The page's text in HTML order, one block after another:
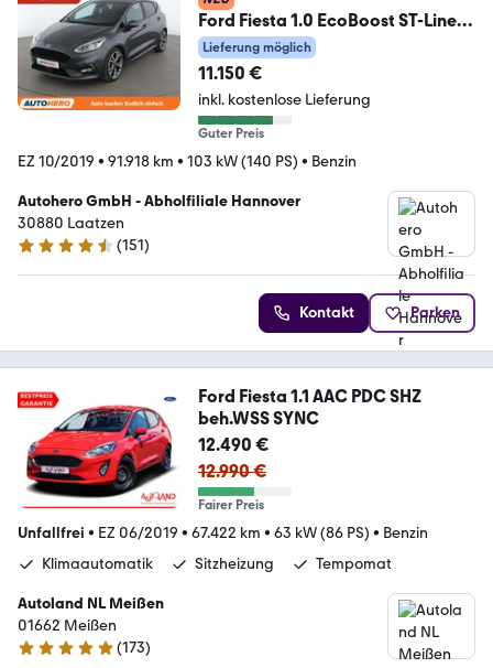
Ford Fiesta 1.0 EcoBoost ST-Line
*NAVI*TEMPO*PDC*SHZ*
Lieferung möglich
11.150 €
inkl. kostenlose Lieferung
Guter Preis
EZ 10/2019 • 91.918 km • 103 kW (140 PS) • Benzin
Autohero GmbH - Abholfiliale Hannover
30880 Laatzen
4.7 Sterne
(151)
Kontakt Parken
Ford Fiesta 1.1 AAC PDC SHZ
beh.WSS SYNC
12.490 €
12.990 €
Fairer Preis
Unfallfrei • EZ 06/2019 • 67.422 km • 63 kW (86 PS) • Benzin
Klimaautomatik
Sitzheizung Tempomat
Autoland NL Meißen
01662 Meißen
4.8 Sterne
(173)